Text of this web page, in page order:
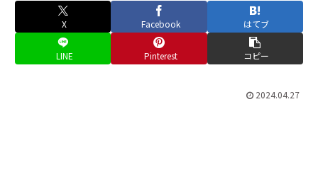
X Facebook はてブ
LINE Pinterest コピー
2024.04.27